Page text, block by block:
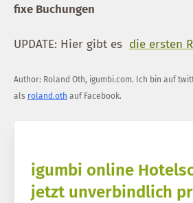
fixe Buchungen
UPDATE: Hier gibt es die ersten
Author: Roland Oth, igumbi.com. Ich bin auf
als roland.oth auf Facebook.
igumbi online
jetzt unverbindlich